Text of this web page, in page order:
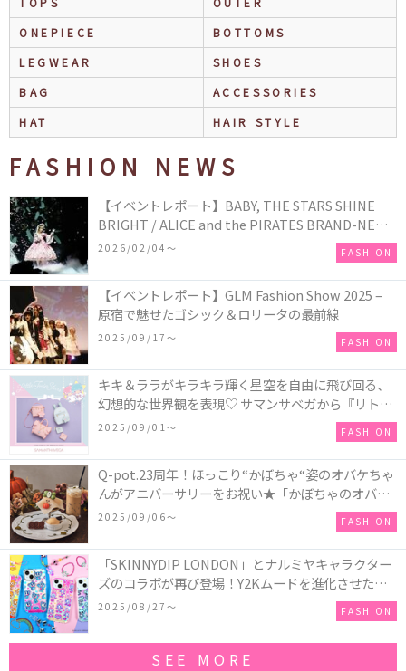
ONEPIECE
BOTTOMS
LEGWEAR
SHOES
BAG
ACCESSORIES
HAT
HAIR STYLE
FASHION NEWS
【イベントレポート】BABY, THE STARS SHINE
BRIGHT / ALICE and the PIRATES BRAND-NEW
COLLECTION in TOKYO
2026/02/04〜 FASHION
【イベントレポート】GLM Fashion Show 2025 –
原宿で魅せたゴシック＆ロリータの最前線
2025/09/17〜 FASHION
キキ＆ララがキラキラ輝く星空を自由に飛び回る、
幻想的な世界観を表現♡ サマンサベガから『リトル
ツインスターズ』50周年アニバーサリーイヤー』を
2025/09/01〜 FASHION
Q-pot.23周年！ほっこり“かぼちゃ“姿のオバケちゃ
んがアニバーサリーをお祝い★「かぼちゃのオバケ
ーキアクセサリー」が新発売！Q-pot CAFE.では
「かぼちゃのオバケーキプレート」も登場
2025/09/06〜 FASHION
「SKINNYDIP LONDON」とナルミヤキャラクター
ズのコラボが再び登場！Y2Kムードを進化させた新
作コレクションを発売♪
2025/08/27〜 FASHION
SEE MORE